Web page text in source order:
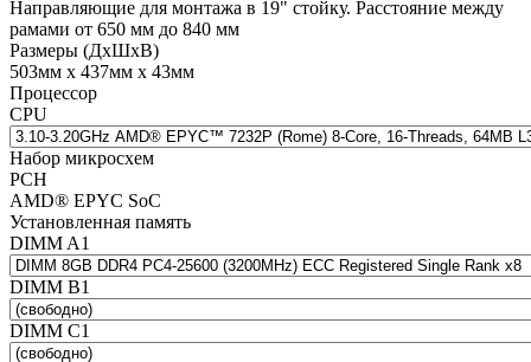
Направляющие для монтажа в 19" стойку. Расстояние между
рамами от 650 мм до 840 мм
Размеры (ДхШхВ)
503мм х 437мм х 43мм
Процессор
CPU
Набор микросхем
PCH
AMD® EPYC SoC
Установленная память
DIMM A1
DIMM B1
DIMM C1